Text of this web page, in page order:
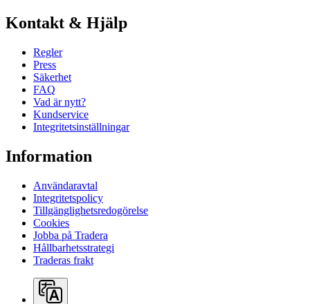
Kontakt & Hjälp
Regler
Press
Säkerhet
FAQ
Vad är nytt?
Kundservice
Integritetsinställningar
Information
Användaravtal
Integritetspolicy
Tillgänglighetsredogörelse
Cookies
Jobba på Tradera
Hållbarhetsstrategi
Traderas frakt